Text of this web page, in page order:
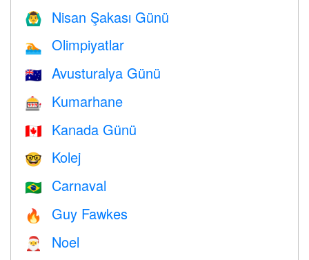
🙆‍♂️ Nisan Şakası Günü
🏊 Olimpiyatlar
🇦🇺 Avusturalya Günü
🎰 Kumarhane
🇨🇦 Kanada Günü
🤓 Kolej
🇧🇷 Carnaval
🔥 Guy Fawkes
🎅 Noel